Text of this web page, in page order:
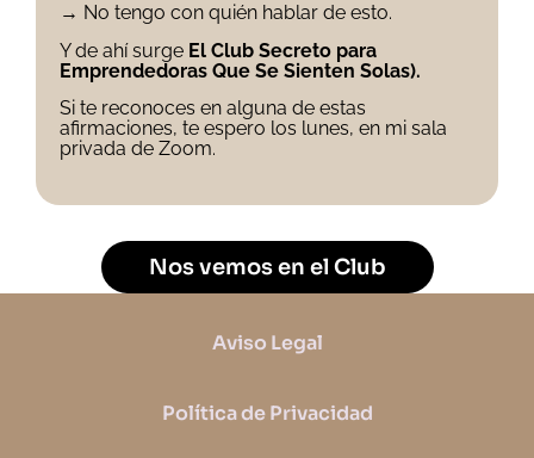
→ No tengo con quién hablar de esto.
Y de ahí surge El Club Secreto para
Emprendedoras Que Se Sienten Solas).
Si te reconoces en alguna de estas
afirmaciones, te espero los lunes, en mi sala
privada de Zoom.
Nos vemos en el Club
Aviso Legal
Política de Privacidad